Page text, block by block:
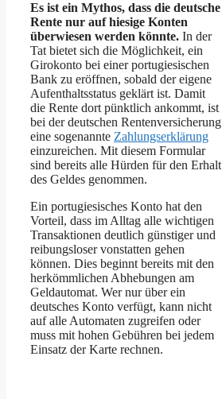
Es ist ein Mythos, dass die deutsche
Rente nur auf hiesige Konten
überwiesen werden könnte. In der
Tat bietet sich die Möglichkeit, ein
Girokonto bei einer portugiesischen
Bank zu eröffnen, sobald der eigene
Aufenthaltsstatus geklärt ist. Damit
die Rente dort pünktlich ankommt, ist
bei der deutschen Rentenversicherung
eine sogenannte Zahlungserklärung
einzureichen. Mit diesem Formular
sind bereits alle Hürden für den Erhalt
des Geldes genommen.
Ein portugiesisches Konto hat den
Vorteil, dass im Alltag alle wichtigen
Transaktionen deutlich günstiger und
reibungsloser vonstatten gehen
können. Dies beginnt bereits mit den
herkömmlichen Abhebungen am
Geldautomat. Wer nur über ein
deutsches Konto verfügt, kann nicht
auf alle Automaten zugreifen oder
muss mit hohen Gebühren bei jedem
Einsatz der Karte rechnen.